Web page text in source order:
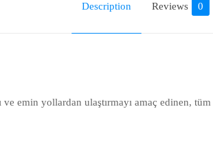
Description Reviews 0
ve emin yollardan ulaştırmayı amaç edinen,